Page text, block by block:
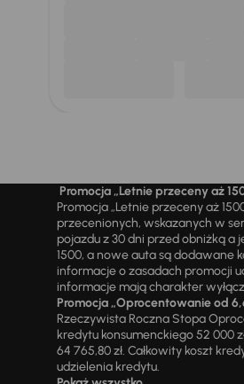
Promocja „Letnie przeceny aż
Promocja „Letnie przeceny aż
przecenionych, wskazanych w
pojazdu z 30 dni przed obniżką
1500, a nowe auta są dodawane
informacje o zasadach promocji
informacje mają charakter
Promocja „Oprocentowanie od
Rzeczywista Roczna Stopa
kredytu konsumenckiego 52 000
64 765,80 zł. Całkowity koszt
udzielenia kredytu.